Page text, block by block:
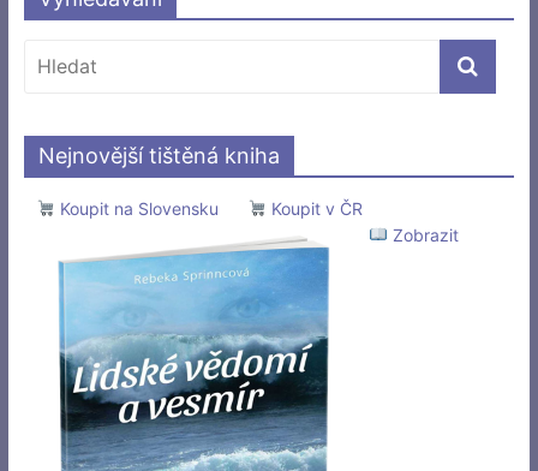
Nejnovější tištěná kniha
Koupit na Slovensku
Koupit v ČR
Zobrazit